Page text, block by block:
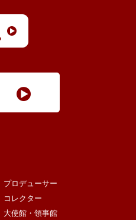
プロデューサー
コレクター
大使館・領事館